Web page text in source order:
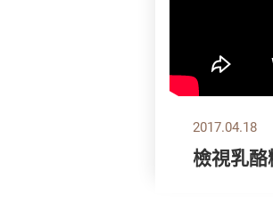
2017.04.18
檢視乳